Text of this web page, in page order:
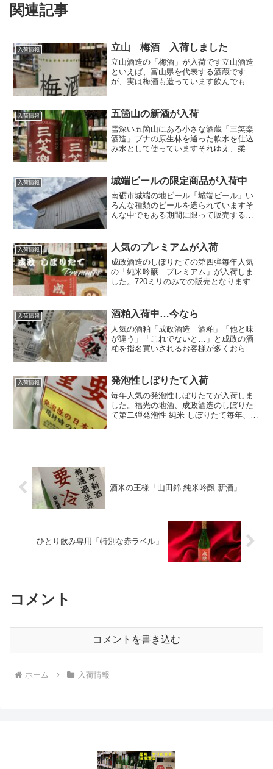
関連記事
入荷情報 立山 梅酒 入荷しました
立山酒造の「梅酒」が入荷です立山酒造
といえば、富山県を代表する酒蔵です
が、実は梅酒も造っています飲んでも美
は、紀州山の南高梅を100％使用しており
ベースは、日本酒なので...
入荷情報 五箇山の新酒が入荷
雪深い五箇山にある小さな酒蔵「三笑楽
酒造」ブナの原生林を通った軟水を仕込
み水として使っていますそれゆえ、柔ら
す酒通のかたに好まれているお酒ですそ
んな三笑楽の新酒が入荷し...
入荷情報 城端ビールの限定商品が入荷中
南砺市城端の地ビール「城端ビール」い
ろんな種類のビールを造られていますそ
んな中でもある期間に限って販売する限
完売となりました当店にはまだわずかに
在庫があります…(;^...
入荷情報 人気のプレミアムが入荷
成政酒造のしぼりたての第四弾毎年人気
の「純米吟醸 プレミアム」が入荷しま
した。720ミリのみでの販売となります。
錦。純米吟醸ならではのフルーティーな
香りが楽しめます...
入荷情報 酒粕入荷中…今なら
人気の酒粕「成政酒造 酒粕」「他と味
が違う」「これでないと…」と成政の酒
粕を指名買いされるお客様が多くおられ
年、だいたい１２月頃から発売されます
そして一年で最も寒い時期、...
入荷情報 発泡性しぼりたて入荷
毎年人気の発泡性しぼりたてが入荷しま
した。福光の地酒、成政酒造のしぼりた
て第二弾発泡性 純米 しぼりたて毎年、発
酒米の王様「山田錦 純米吟醸 新酒」
ひとり飲み専用「特別な赤ラベル」
コメント
コメントを書き込む
ホーム 入荷情報